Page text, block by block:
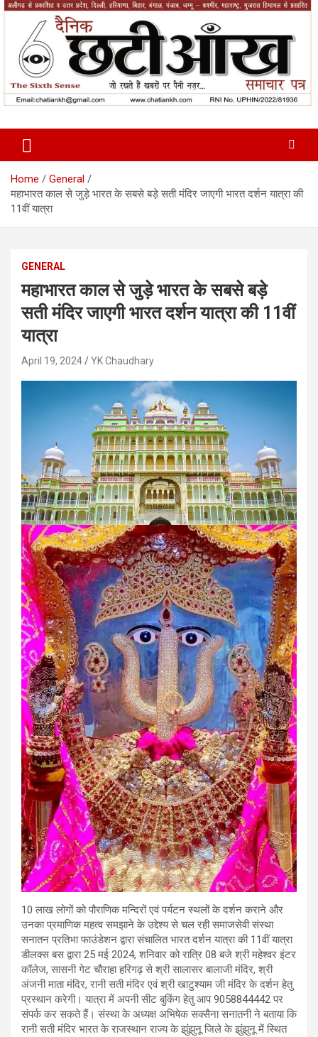
Skip
content
Chatiankh
Home
General
महाभारत काल से जुड़े भारत के सबसे बड़े सती मंदिर जाएगी भारत दर्शन यात्रा की
11वीं यात्रा
GENERAL
महाभारत काल से जुड़े भारत के सबसे बड़े
सती मंदिर जाएगी भारत दर्शन यात्रा की 11वीं
यात्रा
April 19, 2024 YK Chaudhary
10 लाख लोगों को पौराणिक मन्दिरों एवं पर्यटन स्थलों के दर्शन कराने और
उनका प्रमाणिक महत्व समझाने के उद्देश्य से चल रही समाजसेवी संस्था
सनातन प्रतिभा फाउंडेशन द्वारा संचालित भारत दर्शन यात्रा की 11वीं यात्रा
डीलक्स बस द्वारा 25 मई 2024, शनिवार को रात्रि 08 बजे श्री महेश्वर इंटर
कॉलेज, सासनी गेट चौराहा हरिगढ़ से श्री सालासर बालाजी मंदिर, श्री
अंजनी माता मंदिर, रानी सती मंदिर एवं श्री खाटुश्याम जी मंदिर के दर्शन हेतु
प्रस्थान करेगी। यात्रा में अपनी सीट बुकिंग हेतु आप 9058844442 पर
संपर्क कर सकते हैं। संस्था के अध्यक्ष अभिषेक सक्सैना सनातनी ने बताया कि
रानी सती मंदिर भारत के राजस्थान राज्य के झुंझुनू जिले के झुंझुनू में स्थित